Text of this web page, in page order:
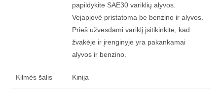
papildykite SAE30 variklių alyvos.
Vejapjovė pristatoma be benzino ir alyvos.
Prieš užvesdami variklį įsitikinkite, kad
žvakėje ir įrenginyje yra pakankamai
alyvos ir benzino.
Kilmės šalis Kinija